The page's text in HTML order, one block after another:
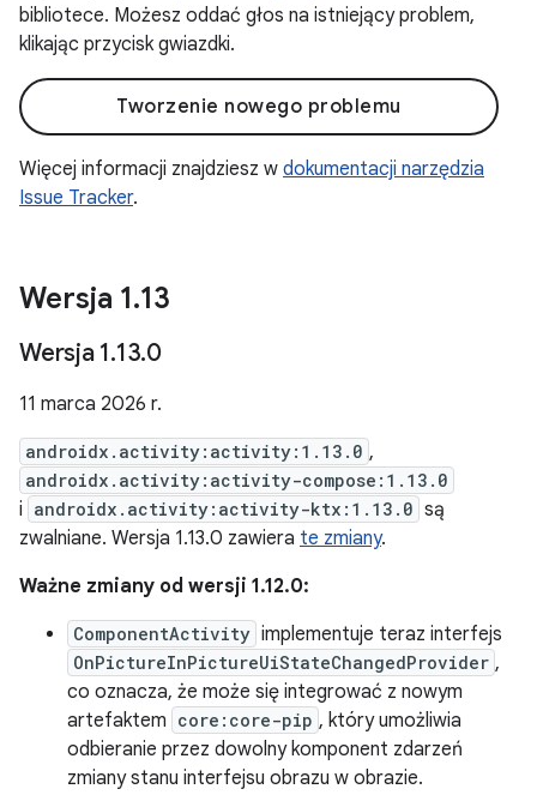
bibliotece. Możesz oddać głos na istniejący problem,
klikając przycisk gwiazdki.
Tworzenie nowego problemu
Więcej informacji znajdziesz w dokumentacji narzędzia
Issue Tracker.
Wersja 1.13
Wersja 1.13.0
11 marca 2026 r.
androidx.activity:activity:1.13.0 ,
androidx.activity:activity-compose:1.13.0
i androidx.activity:activity-ktx:1.13.0 są
zwalniane. Wersja 1.13.0 zawiera te zmiany.
Ważne zmiany od wersji 1.12.0:
ComponentActivity implementuje teraz interfejs
OnPictureInPictureUiStateChangedProvider ,
co oznacza, że może się integrować z nowym
artefaktem core:core-pip , który umożliwia
odbieranie przez dowolny komponent zdarzeń
zmiany stanu interfejsu obrazu w obrazie.